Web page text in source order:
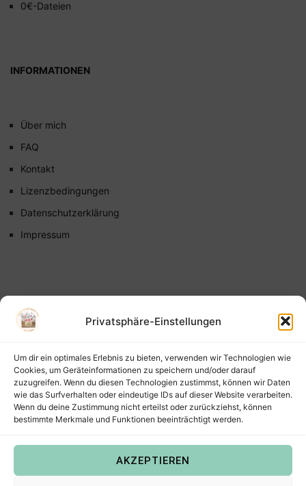
Privatsphäre-Einstellungen
Um dir ein optimales Erlebnis zu bieten, verwenden wir Technologien wie
Cookies, um Geräteinformationen zu speichern und/oder darauf
zuzugreifen. Wenn du diesen Technologien zustimmst, können wir Daten
wie das Surfverhalten oder eindeutige IDs auf dieser Website verarbeiten.
Wenn du deine Zustimmung nicht erteilst oder zurückziehst, können
bestimmte Merkmale und Funktionen beeinträchtigt werden.
AKZEPTIEREN
0€-Dateien
INFORMATIONEN
Über mich
FAQ
Kontakt
Lizenzbedingungen
Datenschutzerklärung
Impressum
Copyright © 2022Steffis Kreativkiste – Plotterdateien,